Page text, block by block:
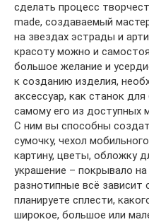
сделать процесс
made, создаваемый
на звездах эстрады и
красоту можно и
большое желание и
к созданию изделия,
аксессуар, как станок
самому его из доступных
С ним вы способны
сумочку, чехол
картину, цветы, обложку
украшение – покрывало
разнотипные всё зависит
планируете сплести,
широкое, большое или